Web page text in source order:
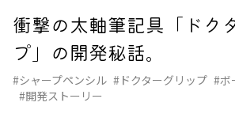
衝撃の太軸筆記具「ドク
プ」の開発秘話。
#シャープペンシル #ドクターグリップ #ボ
#開発ストーリー